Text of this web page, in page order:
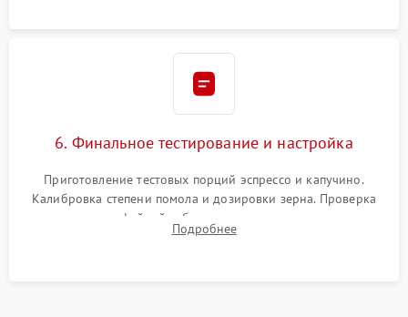
6. Финальное тестирование и настройка
Приготовление тестовых порций эспрессо и капучино.
Калибровка степени помола и дозировки зерна. Проверка
плотности кофейной таблетки, температуры напитка и
качества молочной пены. Контроль отсутствия посторонних
Подробнее